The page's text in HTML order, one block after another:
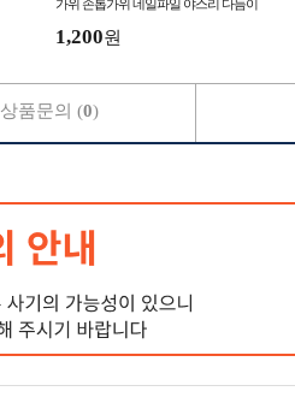
가위 손톱가위 네일파일 야스리 다듬이
1,200원
상품문의 (0)